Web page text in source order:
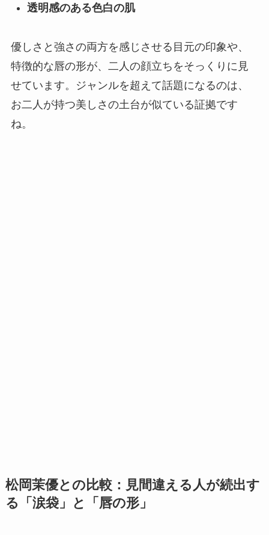
透明感のある色白の肌
優しさと強さの両方を感じさせる目元の印象や、
特徴的な唇の形が、二人の顔立ちをそっくりに見
せています。ジャンルを超えて話題になるのは、
お二人が持つ美しさの土台が似ている証拠です
ね。
松岡茉優との比較：見間違える人が続出す
る「涙袋」と「唇の形」